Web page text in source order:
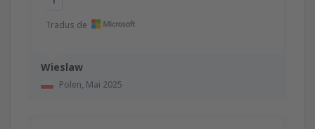
Wieslaw
Polen, Mai 2025
Tradus de